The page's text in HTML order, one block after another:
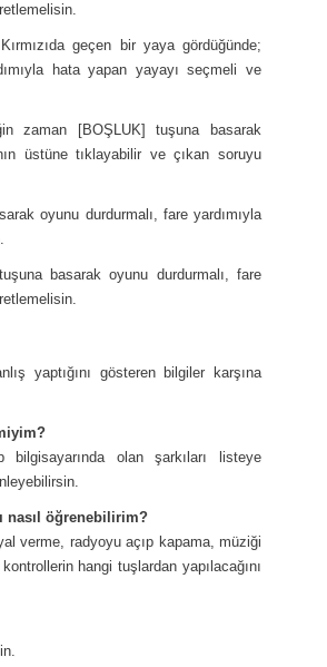
geçen bir yaya gördüğünde;
hata yapan yayayı seçmeli ve
zaman [BOŞLUK] tuşuna basarak
üstüne tıklayabilir ve çıkan soruyu
oyunu durdurmalı, fare yardımıyla
basarak oyunu durdurmalı, fare
yaptığını gösteren bilgiler karşına
olan şarkıları listeye
nasıl öğrenebilirim?
verme, radyoyu açıp kapama, müziği
hangi tuşlardan yapılacağını